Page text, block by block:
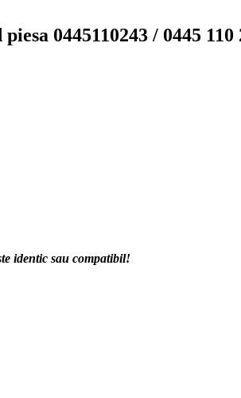
0445110243 / 0445 110
identic sau compatibil!